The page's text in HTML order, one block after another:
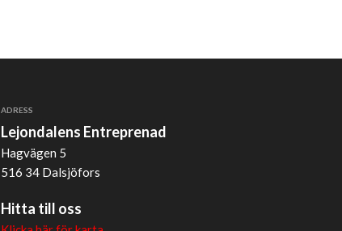
ADRESS
Lejondalens Entreprenad
Hagvägen 5
516 34 Dalsjöfors
Hitta till oss